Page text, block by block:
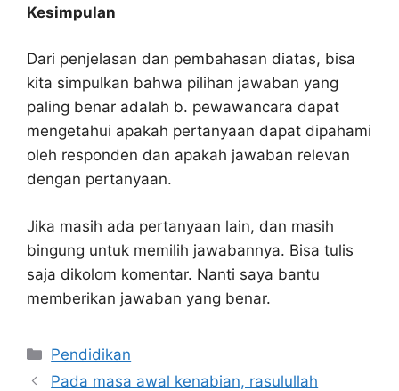
Kesimpulan
Dari penjelasan dan pembahasan diatas, bisa
kita simpulkan bahwa pilihan jawaban yang
paling benar adalah b. pewawancara dapat
mengetahui apakah pertanyaan dapat dipahami
oleh responden dan apakah jawaban relevan
dengan pertanyaan.
Jika masih ada pertanyaan lain, dan masih
bingung untuk memilih jawabannya. Bisa tulis
saja dikolom komentar. Nanti saya bantu
memberikan jawaban yang benar.
Kategori
Pendidikan
Pada masa awal kenabian, rasulullah